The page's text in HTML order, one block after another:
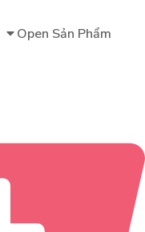
Open Sản Phẩm